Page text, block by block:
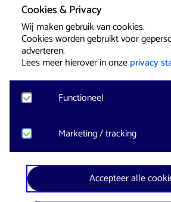
Cookies & Privacy
Wij maken gebruik van cookies.
Cookies worden gebruikt voor
adverteren.
Lees meer hierover in onzeprivacy
Functioneel
Noodzakelijk
Voor het functioneren van de website
onthouden van voorkeuren worden
cookies geplaatst. Hierbij worden
persoonsgegevens verzameld.
Marketing / tracking
YouTube
Registreert klikgedrag, bekeken
voorkeuren. Bezoekersinformatie
Accepteer alle
Voorwaarden CookiesPers
Website & Identity byEagerly